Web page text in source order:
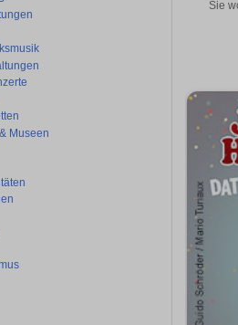
Museen
Sie